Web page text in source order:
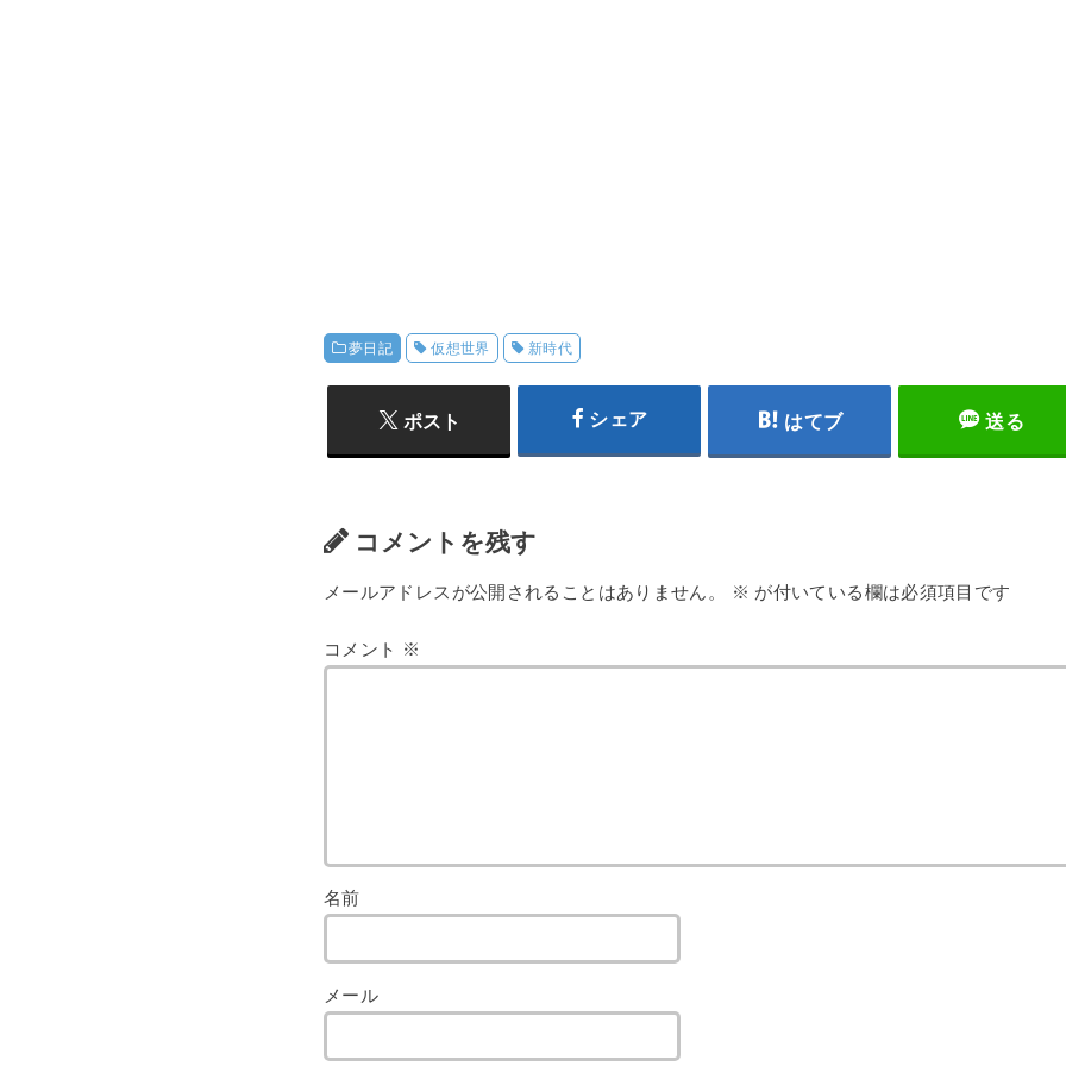
夢日記 仮想世界 新時代
ポスト シェア はてブ 送る
コメントを残す
メールアドレスが公開されることはありません。 ※ が付いている欄は必須項目です
コメント ※
名前
メール